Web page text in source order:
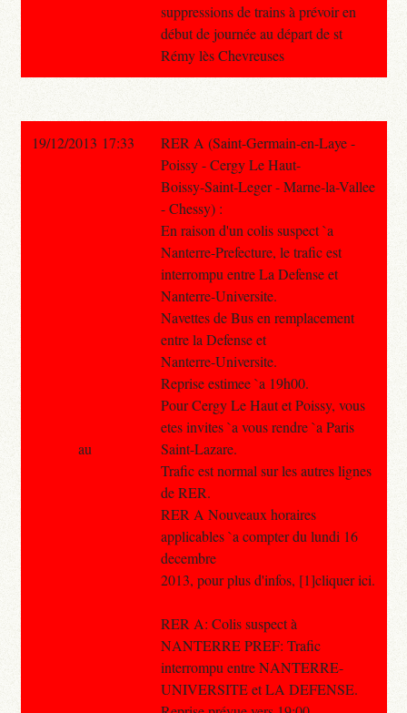
suppressions de trains à prévoir en
début de journée au départ de st
Rémy lès Chevreuses
19/12/2013 17:33
RER A (Saint-Germain-en-Laye -
Poissy - Cergy Le Haut-
Boissy-Saint-Leger - Marne-la-Vallee
- Chessy) :
En raison d'un colis suspect `a
Nanterre-Prefecture, le trafic est
interrompu entre La Defense et
Nanterre-Universite.
Navettes de Bus en remplacement
entre la Defense et
Nanterre-Universite.
Reprise estimee `a 19h00.
Pour Cergy Le Haut et Poissy, vous
etes invites `a vous rendre `a Paris
Saint-Lazare.
Trafic est normal sur les autres lignes
de RER.
RER A Nouveaux horaires
applicables `a compter du lundi 16
decembre
2013, pour plus d'infos, [1]cliquer ici.
RER A: Colis suspect à
NANTERRE PREF: Trafic
interrompu entre NANTERRE-
UNIVERSITE et LA DEFENSE.
au